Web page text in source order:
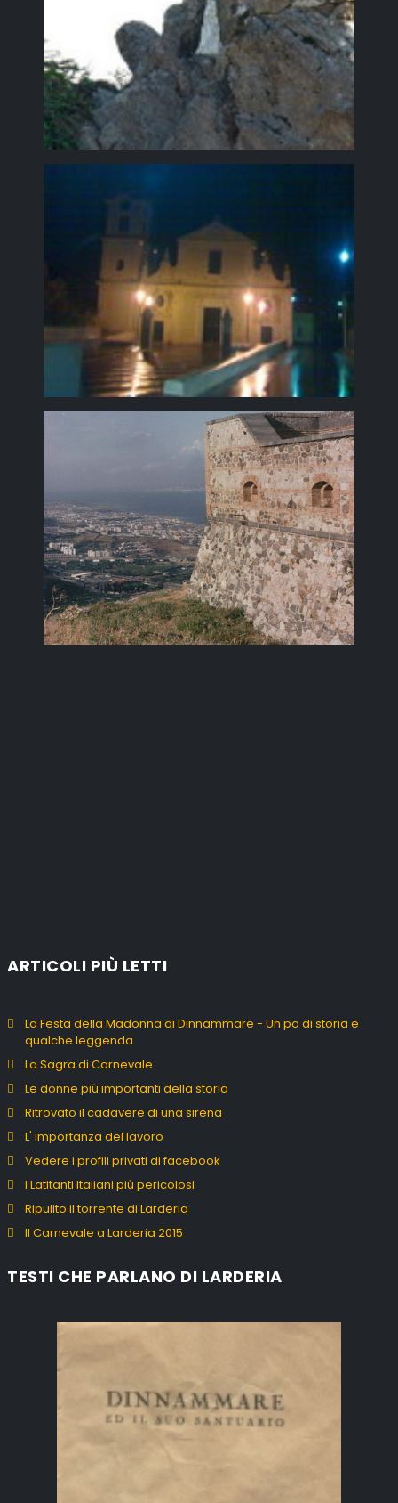
ARTICOLI PIÙ LETTI
La Festa della Madonna di Dinnammare - Un po di storia e
qualche leggenda
La Sagra di Carnevale
Le donne più importanti della storia
Ritrovato il cadavere di una sirena
L' importanza del lavoro
Vedere i profili privati di facebook
I Latitanti Italiani più pericolosi
Ripulito il torrente di Larderia
Il Carnevale a Larderia 2015
TESTI CHE PARLANO DI LARDERIA